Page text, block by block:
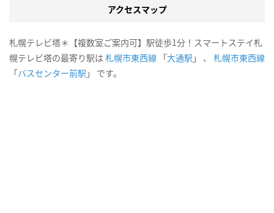
アクセスマップ
札幌テレビ塔＊【複数室ご案内可】駅徒歩1分！スマートステイ札
幌テレビ塔の最寄り駅は 札幌市東西線 「大通駅 」 、 札幌市東西線
「バスセンター前駅 」 です。